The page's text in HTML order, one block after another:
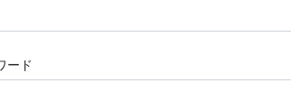
ード